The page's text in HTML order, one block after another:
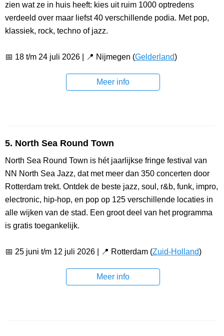
zien wat ze in huis heeft: kies uit ruim 1000 optredens
verdeeld over maar liefst 40 verschillende podia. Met pop,
klassiek, rock, techno of jazz.
📅 18 t/m 24 juli 2026 | 📍 Nijmegen (Gelderland)
Meer info
5. North Sea Round Town
North Sea Round Town is hét jaarlijkse fringe festival van
NN North Sea Jazz, dat met meer dan 350 concerten door
Rotterdam trekt. Ontdek de beste jazz, soul, r&b, funk, impro,
electronic, hip-hop, en pop op 125 verschillende locaties in
alle wijken van de stad. Een groot deel van het programma
is gratis toegankelijk.
📅 25 juni t/m 12 juli 2026 | 📍 Rotterdam (Zuid-Holland)
Meer info